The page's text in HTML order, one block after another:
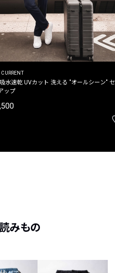
水速乾 UVカット 洗える "オールシーン" セ
ップ
みもの